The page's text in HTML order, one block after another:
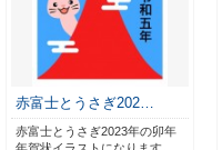
赤富士とうさぎ202…
赤富士とうさぎ2023年の卯年